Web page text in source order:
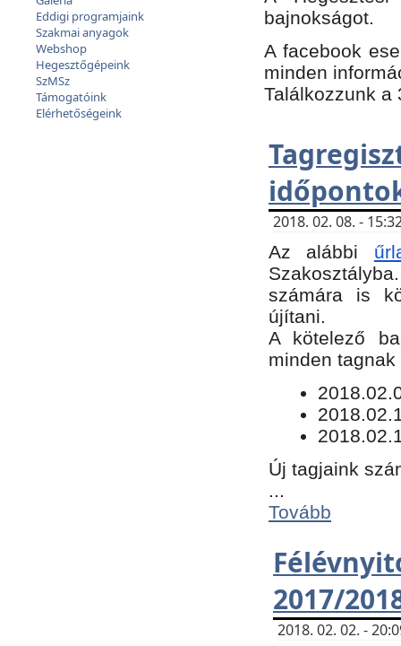
Eddigi programjaink
Szakmai anyagok
Webshop
Hegesztőgépeink
SzMSz
Támogatóink
Elérhetőségeink
bajnokságot.
A facebook
minden
Találkozzunk a
2018. 02. 08. -
Az alábbi
számára is
újítani.
​A kötelező
minden
Új tagjaink
Tovább
2017/
2018. 02. 02. -